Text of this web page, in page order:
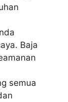
Baja
semua